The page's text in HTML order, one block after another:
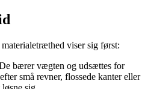
viser sig først:
bærer vægten og udsættes for
små revner, flossede kanter eller